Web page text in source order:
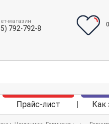
магазин
792-792-8
0
Прайс-лист Как